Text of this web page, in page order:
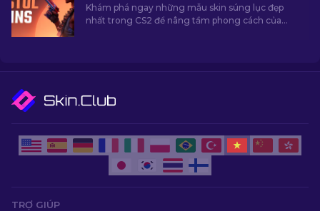
Khám phá ngay những mẫu skin súng lục đẹp
nhất trong CS2 để nâng tầm phong cách của
TRỢ GIÚP